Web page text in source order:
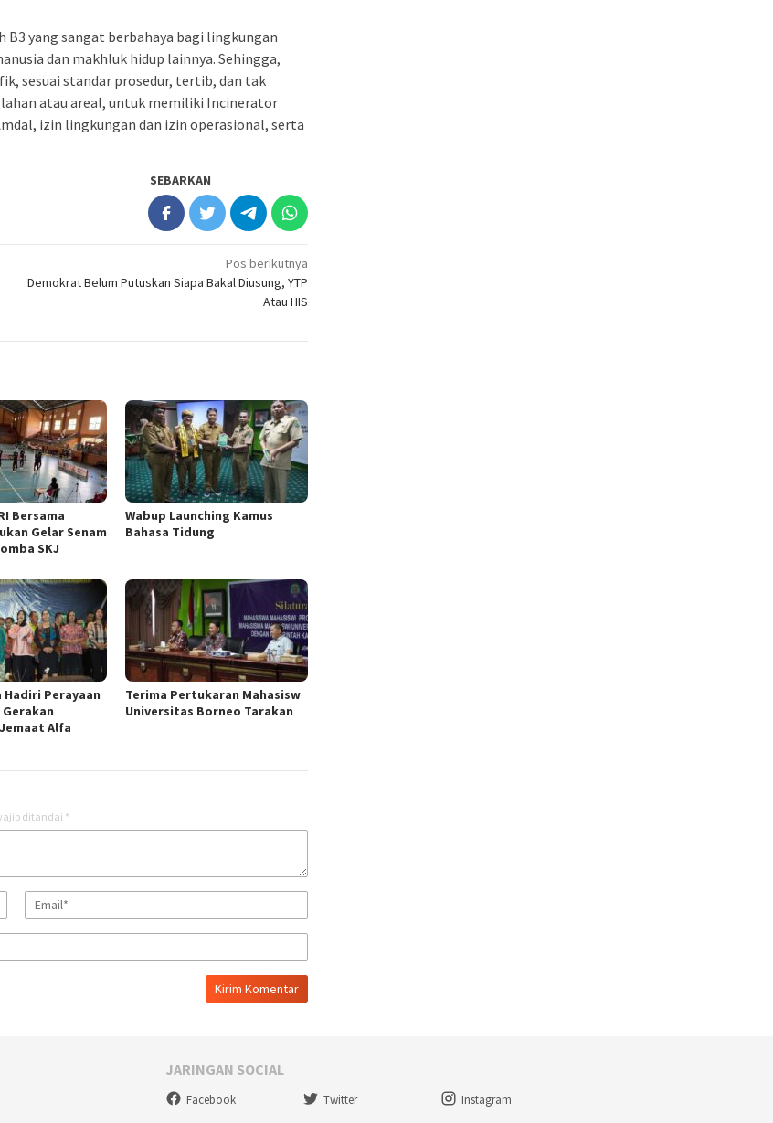
yang sangat berbahaya bagi lingkungan
dan makhluk hidup lainnya. Sehingga,
sesuai standar prosedur, tertib, dan tak
atau areal, untuk memiliki Incinerator
izin lingkungan dan izin operasional, serta
SEBARKAN
Pos berikutnya
Demokrat Belum Putuskan Siapa Bakal Diusung, YTP
Atau HIS
Bersama
Gelar Senam
SKJ
Wabup Launching Kamus
Bahasa Tidung
Perayaan
Alfa
Terima Pertukaran Mahasisw
Universitas Borneo Tarakan
ditandai *
JARINGAN SOCIAL
Facebook Twitter Instagram